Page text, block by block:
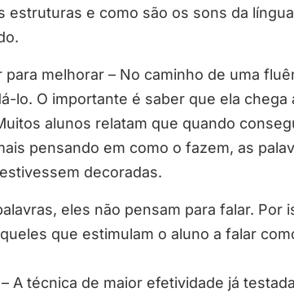
estruturas e como são os sons da
para melhorar – No caminho de uma
lo. O importante é saber que ela chega
alunos relatam que quando
pensando em como o fazem, as
decoradas.
eles não pensam para falar.
que estimulam o aluno a falar
A técnica de maior efetividade já